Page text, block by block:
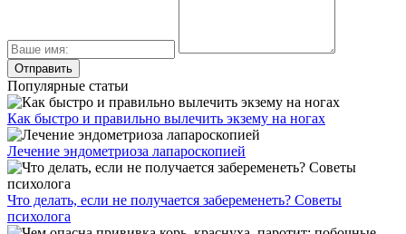
Популярные статьи
Как быстро и правильно вылечить экзему на ногах
Лечение эндометриоза лапароскопией
Что делать, если не получается забеременеть? Советы
психолога